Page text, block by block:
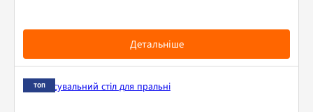
Детальніше
ТОП